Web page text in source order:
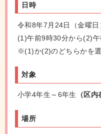
日時
令和8年7月24日（金曜日
(1)午前9時30分から(2)
※(1)か(2)のどちらかを
対象
小学4年生～6年生 （区
場所